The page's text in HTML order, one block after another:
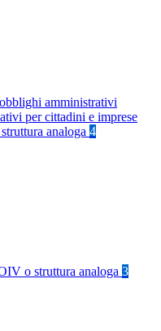
amministrativi
per cittadini e imprese
analoga 4
o struttura analoga 3